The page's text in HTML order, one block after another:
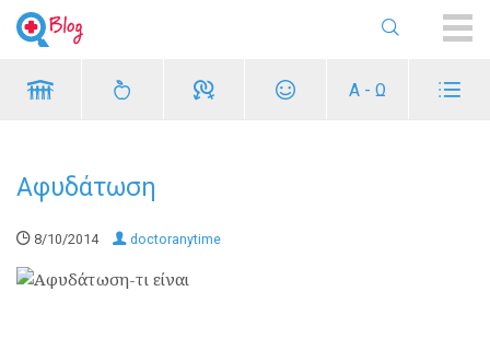
Α - Ω
Αφυδάτωση
8/10/2014 doctoranytime